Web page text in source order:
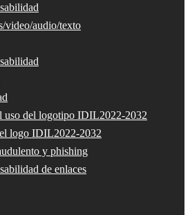
video/audio/texto
uso del logotipo IDIL2022-2032
logo IDIL2022-2032
y phishing
de enlaces